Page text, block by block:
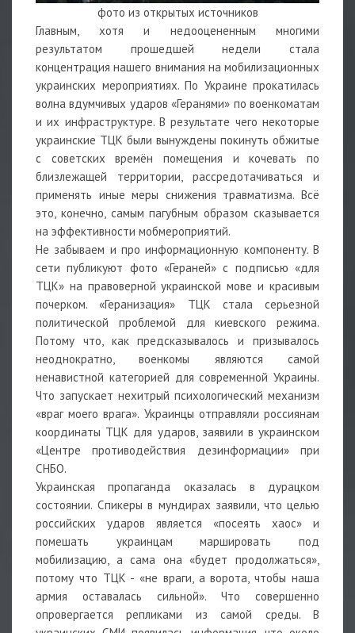
фото из открытых источников
Главным, хотя и недооцененным многими
результатом прошедшей недели стала
концентрация нашего внимания на мобилизационных
украинских мероприятиях. По Украине прокатилась
волна вдумчивых ударов «Геранями» по военкоматам
и их инфраструктуре. В результате чего некоторые
украинские ТЦК были вынуждены покинуть обжитые
с советских времён помещения и кочевать по
близлежащей территории, рассредотачиваться и
применять иные меры снижения травматизма. Всё
это, конечно, самым пагубным образом сказывается
на эффективности мобмероприятий.
Не забываем и про информационную компоненту. В
сети публикуют фото «Гераней» с подписью «для
ТЦК» на правоверной украинской мове и красивым
почерком. «Геранизация» ТЦК стала серьезной
политической проблемой для киевского режима.
Потому что, как предсказывалось и призывалось
неоднократно, военкомы являются самой
ненавистной категорией для современной Украины.
Что запускает нехитрый психологический механизм
«враг моего врага». Украинцы отправляли россиянам
координаты ТЦК для ударов, заявили в украинском
«Центре противодействия дезинформации» при
СНБО.
Украинская пропаганда оказалась в дурацком
состоянии. Спикеры в мундирах заявили, что целью
российских ударов является «посеять хаос» и
помешать украинцам маршировать под
мобилизацию, а сама она «будет продолжаться»,
потому что ТЦК - «не враги, а ворота, чтобы наша
армия оставалась сильной». Что совершенно
опровергается репликами из самой среды. В